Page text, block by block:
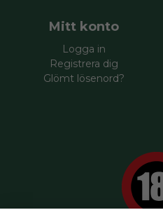
Mitt konto
Logga in
Registrera dig
Glömt lösenord?